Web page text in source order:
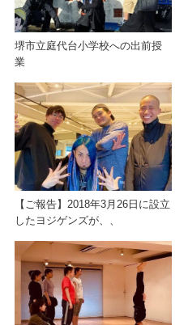
堺市立庭代台小学校への出前授
業
【ご報告】2018年3月26日に設立
したヨジゲンズが、、